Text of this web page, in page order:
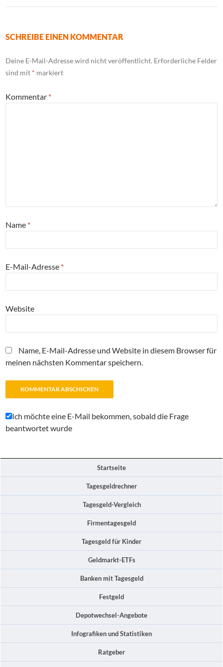
SCHREIBE EINEN KOMMENTAR
Deine E-Mail-Adresse wird nicht veröffentlicht. Erforderliche Felder
sind mit * markiert
Kommentar *
Name *
E-Mail-Adresse *
Website
Name, E-Mail-Adresse und Website in diesem Browser für
meinen nächsten Kommentar speichern.
Ich möchte eine E-Mail bekommen, sobald die Frage
beantwortet wurde
Startseite
Tagesgeldrechner
Tagesgeld-Vergleich
Firmentagesgeld
Tagesgeld für Kinder
Geldmarkt-ETFs
Banken mit Tagesgeld
Festgeld
Depotwechsel-Angebote
Infografiken und Statistiken
Ratgeber